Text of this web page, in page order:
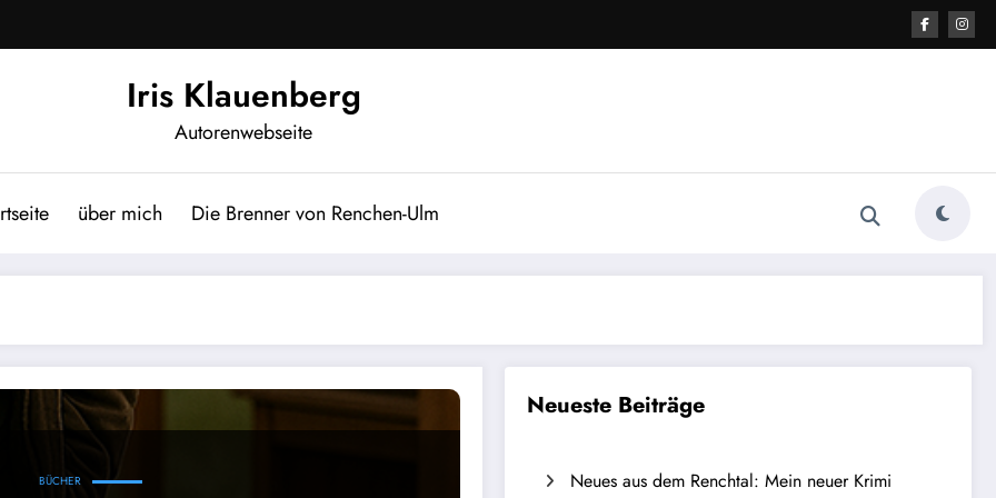
Iris Klauenberg
Autorenwebseite
über mich Die Brenner von Renchen-Ulm
BÜCHER
Neueste Beiträge
Neues aus dem Renchtal: Mein neuer Krimi